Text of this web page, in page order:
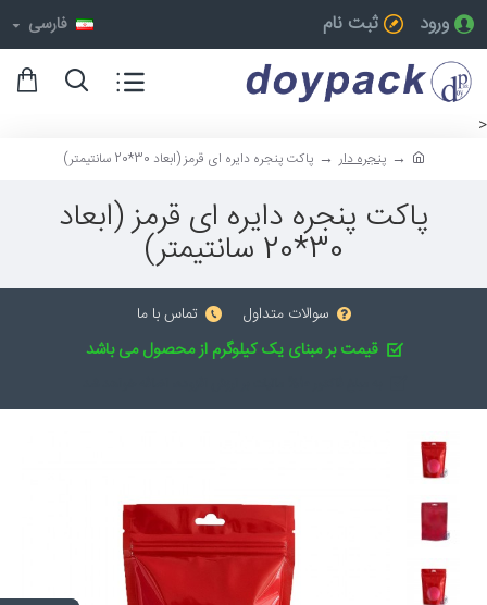
ورود ثبت نام فارسی
<
پنجره دار پاکت پنجره دایره ای قرمز (ابعاد 30*20 سانتیمتر)
پاکت پنجره دایره ای قرمز (ابعاد
30*20 سانتیمتر)
سوالات متداول تماس با ما
قیمت بر مبنای یک کیلوگرم از محصول می باشد